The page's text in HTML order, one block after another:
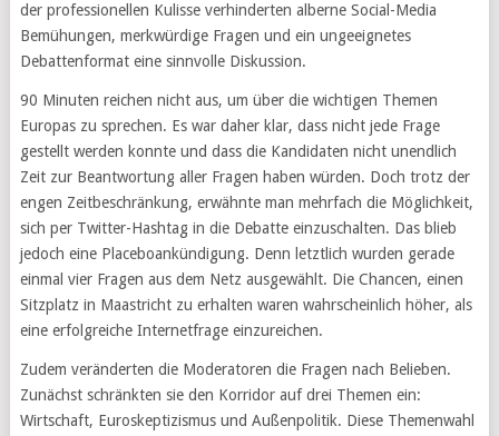
der professionellen Kulisse verhinderten alberne Social-Media
Bemühungen, merkwürdige Fragen und ein ungeeignetes
Debattenformat eine sinnvolle Diskussion.
90 Minuten reichen nicht aus, um über die wichtigen Themen
Europas zu sprechen. Es war daher klar, dass nicht jede Frage
gestellt werden konnte und dass die Kandidaten nicht unendlich
Zeit zur Beantwortung aller Fragen haben würden. Doch trotz der
engen Zeitbeschränkung, erwähnte man mehrfach die Möglichkeit,
sich per Twitter-Hashtag in die Debatte einzuschalten. Das blieb
jedoch eine Placeboankündigung. Denn letztlich wurden gerade
einmal vier Fragen aus dem Netz ausgewählt. Die Chancen, einen
Sitzplatz in Maastricht zu erhalten waren wahrscheinlich höher, als
eine erfolgreiche Internetfrage einzureichen.
Zudem veränderten die Moderatoren die Fragen nach Belieben.
Zunächst schränkten sie den Korridor auf drei Themen ein:
Wirtschaft, Euroskeptizismus und Außenpolitik. Diese Themenwahl